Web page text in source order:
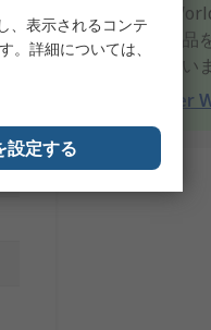
Better
できる製品
り揃えてい
RS Better
、表示されるコンテ
詳細については、
定する